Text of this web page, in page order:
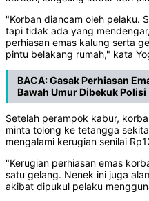
"Korban diancam oleh pelaku.
tapi tidak ada yang
perhiasan emas kalung serta
pintu belakang rumah," kata
BACA:Gasak Perhiasan
Bawah Umur Dibekuk Polisi
Setelah perampok kabur,
minta tolong ke tetangga
mengalami kerugian senilai
"Kerugian perhiasan emas
satu gelang. Nenek ini juga
akibat dipukul pelaku